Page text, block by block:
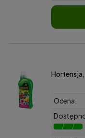
Hortensja,
Ocena: